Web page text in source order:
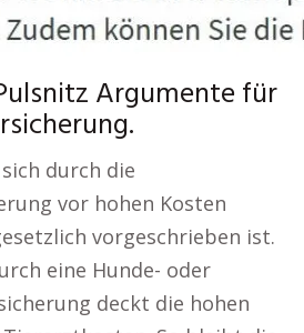
Argumente für
durch die
vor hohen Kosten
vorgeschrieben ist.
eine Hunde- oder
deckt die hohen